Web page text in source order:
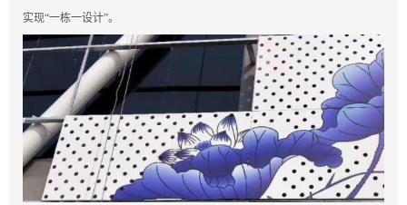
实现“一栋一设计”。